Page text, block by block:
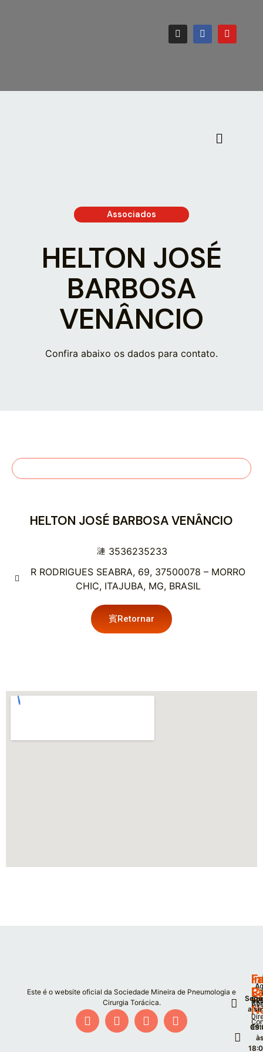
Associados
HELTON JOSÉ
BARBOSA
VENÂNCIO
Confira abaixo os dados para contato.
HELTON JOSÉ BARBOSA VENÂNCIO
3536235233
R RODRIGUES SEABRA, 69, 37500078 – MORRO
CHIC, ITAJUBA, MG, BRASIL
Retornar
Este é o website oficial da Sociedade Mineira de Pneumologia e
Cirurgia Torácica.
a